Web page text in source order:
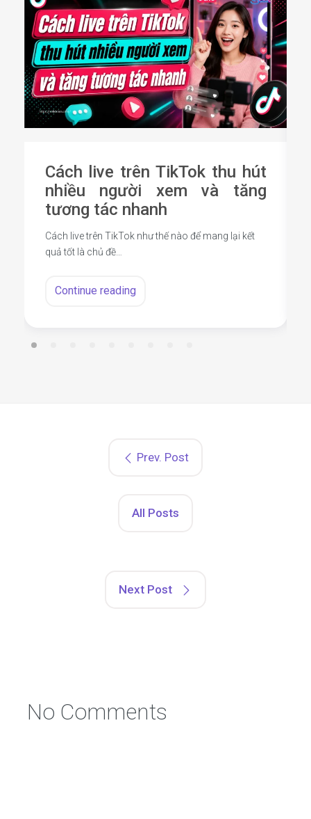
Cách live trên TikTok thu hút
nhiều người xem và tăng
tương tác nhanh
Cách live trên TikTok như thế nào để mang lại kết
quả tốt là chủ đề…
Continue reading
Prev. Post
All Posts
Next Post
No Comments